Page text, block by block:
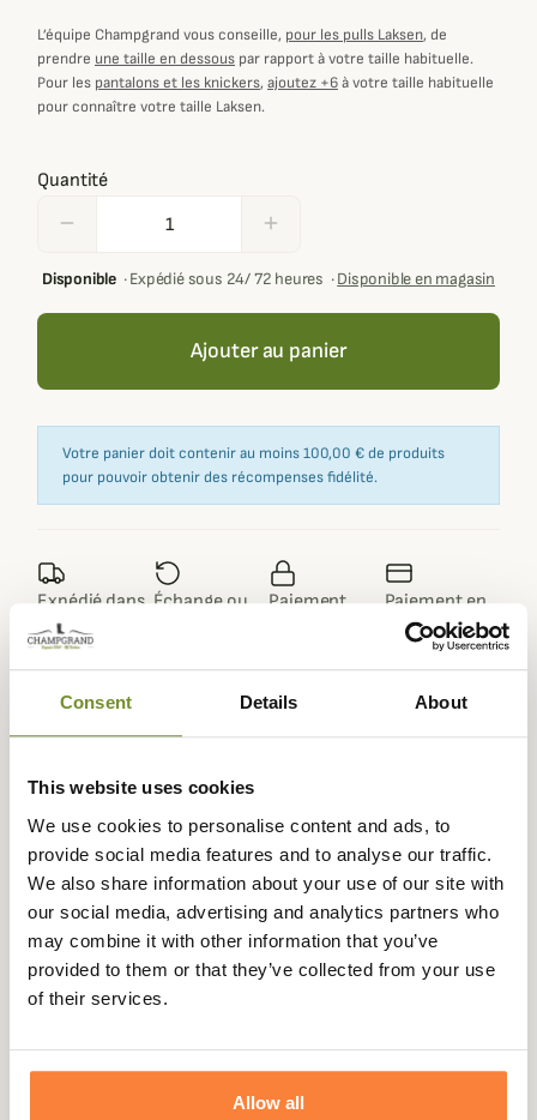
Consent Details About
This website uses cookies
We use cookies to personalise content and ads, to
provide social media features and to analyse our traffic.
We also share information about your use of our site with
our social media, advertising and analytics partners who
may combine it with other information that you’ve
provided to them or that they’ve collected from your use
of their services.
Allow all
L’équipe Champgrand vous conseille, pour les pulls Laksen, de
prendre une taille en dessous par rapport à votre taille habituelle.
Pour les pantalons et les knickers, ajoutez +6à votre taille habituelle
pour connaître votre taille Laksen.
Quantité
remove add
Disponible·Expédié sous 24/ 72 heures ·Disponible en magasin
Ajouter au panier
Votre panier doit contenir au moins 100,00 € de produits
pour pouvoir obtenir des récompenses fidélité.
Expédié dans
la journée
Échange ou
Paiement
Paiement en
3 fois dès 100
Description
Le polo Amalfi de la marque Laksen revisite le grand
classique du vestiaire masculin avec une touche
d’élégance et de raffinement.
Confectionné dans un piqué doux et respirant en coton
biologique avec une touche d’élasthanne, il offre un
une tenue impeccable tout au long de la journée. Sa
coupe polo classique assure une silhouette intemporelle,
facile à porter aussi bien au quotidien que lors des